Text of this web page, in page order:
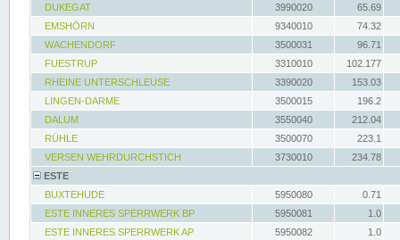
DUKEGAT
3990020
65.69
EMSHÖRN
9340010
74.32
WACHENDORF
3500031
96.71
FUESTRUP
3310010
102.177
RHEINE UNTERSCHLEUSE
3390020
153.03
LINGEN-DARME
3500015
196.2
DALUM
3550040
212.04
RÜHLE
3500070
223.1
VERSEN WEHRDURCHSTICH
3730010
234.78
ESTE
BUXTEHUDE
5950080
0.71
ESTE INNERES SPERRWERK BP
5950081
1.0
ESTE INNERES SPERRWERK AP
5950082
1.0